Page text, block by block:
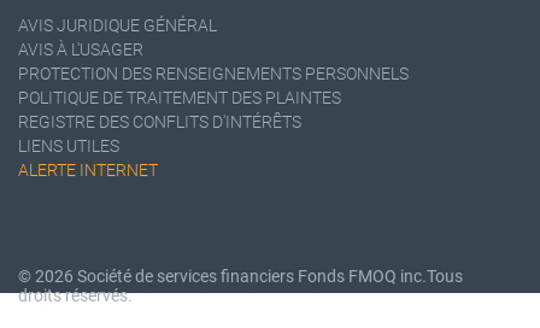
AVIS JURIDIQUE GÉNÉRAL
AVIS À L'USAGER
PROTECTION DES RENSEIGNEMENTS PERSONNELS
POLITIQUE DE TRAITEMENT DES PLAINTES
REGISTRE DES CONFLITS D'INTÉRÊTS
LIENS UTILES
ALERTE INTERNET
© 2026 Société de services financiers Fonds FMOQ inc.Tous
droits réservés.